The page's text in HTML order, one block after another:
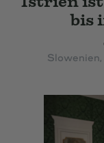
bis
Slowenien